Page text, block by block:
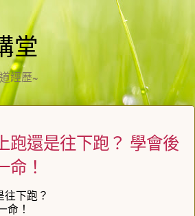
堂
經歷~
跑還是往下跑？ 學會後
命！
往下跑？
命！